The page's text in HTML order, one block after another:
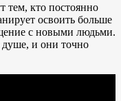
тем, кто постоянно
освоить больше
с новыми людьми.
и они точно